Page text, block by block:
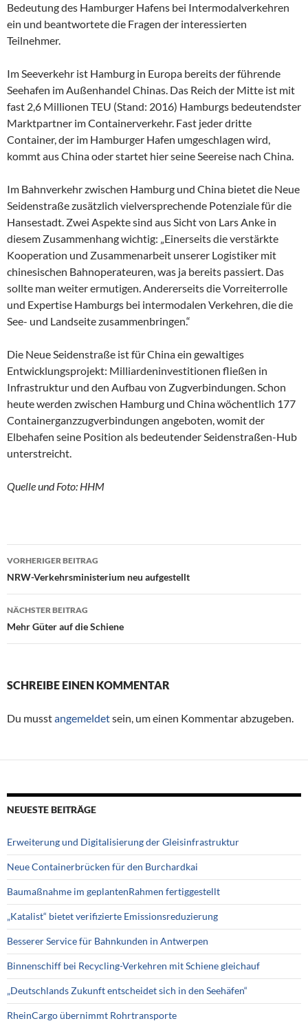
Bedeutung des Hamburger Hafens bei Intermodalverkehren
ein und beantwortete die Fragen der interessierten
Teilnehmer.
Im Seeverkehr ist Hamburg in Europa bereits der führende
Seehafen im Außenhandel Chinas. Das Reich der Mitte ist mit
fast 2,6 Millionen TEU (Stand: 2016) Hamburgs bedeutendster
Marktpartner im Containerverkehr. Fast jeder dritte
Container, der im Hamburger Hafen umgeschlagen wird,
kommt aus China oder startet hier seine Seereise nach China.
Im Bahnverkehr zwischen Hamburg und China bietet die Neue
Seidenstraße zusätzlich vielversprechende Potenziale für die
Hansestadt. Zwei Aspekte sind aus Sicht von Lars Anke in
diesem Zusammenhang wichtig: „Einerseits die verstärkte
Kooperation und Zusammenarbeit unserer Logistiker mit
chinesischen Bahnoperateuren, was ja bereits passiert. Das
sollte man weiter ermutigen. Andererseits die Vorreiterrolle
und Expertise Hamburgs bei intermodalen Verkehren, die die
See- und Landseite zusammenbringen.“
Die Neue Seidenstraße ist für China ein gewaltiges
Entwicklungsprojekt: Milliardeninvestitionen fließen in
Infrastruktur und den Aufbau von Zugverbindungen. Schon
heute werden zwischen Hamburg und China wöchentlich 177
Containerganzzugverbindungen angeboten, womit der
Elbehafen seine Position als bedeutender Seidenstraßen-Hub
unterstreicht.
Quelle und Foto: HHM
Beitragsnavigation
VORHERIGER BEITRAG
NRW-Verkehrsministerium neu aufgestellt
NÄCHSTER BEITRAG
Mehr Güter auf die Schiene
SCHREIBE EINEN KOMMENTAR
Du musstangemeldetsein, um einen Kommentar abzugeben.
NEUESTE BEITRÄGE
Erweiterung und Digitalisierung der Gleisinfrastruktur
Neue Containerbrücken für den Burchardkai
Baumaßnahme im geplantenRahmen fertiggestellt
„Katalist“ bietet verifizierte Emissionsreduzierung
Besserer Service für Bahnkunden in Antwerpen
Binnenschiff bei Recycling-Verkehren mit Schiene gleichauf
„Deutschlands Zukunft entscheidet sich in den Seehäfen“
RheinCargo übernimmt Rohrtransporte